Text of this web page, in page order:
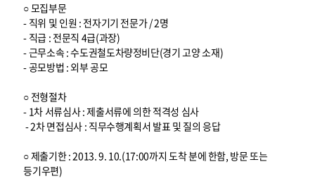
○ 모집부문
- 직위 및 인원 : 전자기기 전문가 / 2명
- 직급 : 전문직 4급(과장)
- 근무소속 : 수도권철도차량정비단(경기 고양 소재)
- 공모방법 : 외부 공모
○ 전형절차
- 1차 서류심사 : 제출서류에 의한 적격성 심사
- 2차 면접심사 : 직무수행계획서 발표 및 질의 응답
○ 제출기한 : 2013. 9. 10.(17:00까지 도착 분에 한함, 방문 또는
등기우편)